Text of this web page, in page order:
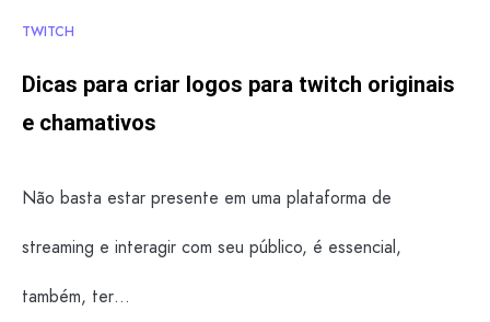
TWITCH
Dicas para criar logos para twitch originais
e chamativos
Não basta estar presente em uma plataforma de
streaming e interagir com seu público, é essencial,
também, ter…